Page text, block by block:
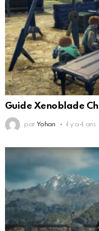
Guide Xenoblade
par Yohan il y a 4 ans